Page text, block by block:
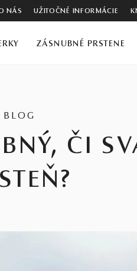
NÁS UŽITOČNÉ INFORMÁCIE
ZÁSNUBNÉ PRSTENE
BLOG
ČI